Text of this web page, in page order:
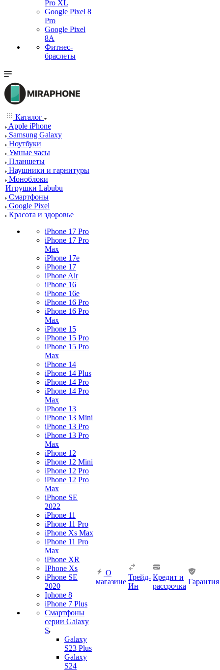
Pro XL
Google Pixel 8
Pro
Google Pixel
8A
Фитнес-
браслеты
Каталог
Apple iPhone
Samsung Galaxy
Ноутбуки
Умные часы
Планшеты
Наушники и гарнитуры
Моноблоки
Игрушки Labubu
Смартфоны
Google Pixel
Красота и здоровье
iPhone 17 Pro
iPhone 17 Pro
Max
iPhone 17e
iPhone 17
iPhone Air
iPhone 16
iPhone 16e
iPhone 16 Pro
iPhone 16 Pro
Max
iPhone 15
iPhone 15 Pro
iPhone 15 Pro
Max
iPhone 14
iPhone 14 Plus
iPhone 14 Pro
iPhone 14 Pro
Max
iPhone 13
iPhone 13 Mini
iPhone 13 Pro
iPhone 13 Pro
Max
iPhone 12
iPhone 12 Mini
iPhone 12 Pro
iPhone 12 Pro
Max
iPhone SE
2022
iPhone 11
iPhone 11 Pro
iPhone Xs Max
iPhone 11 Pro
Max
iPhone XR
IPhone Xs
iPhone SE
2020
Iphone 8
iPhone 7 Plus
Смартфоны
серии Galaxy
S
Galaxy
S23 Plus
Galaxy
S24
О
магазине
Трейд-
Ин
Кредит и
рассрочка
Гарантия